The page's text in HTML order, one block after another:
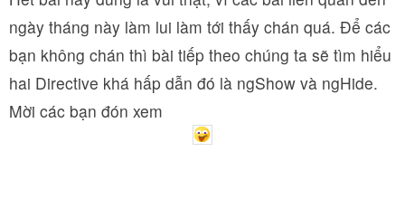
ngày tháng này làm lui làm tới thấy chán quá. Để các
bạn không chán thì bài tiếp theo chúng ta sẽ tìm hiểu
hai Directive khá hấp dẫn đó là ngShow và ngHide.
Mời các bạn đón xem